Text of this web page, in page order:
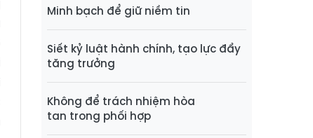
Minh bạch để giữ niềm tin
Siết kỷ luật hành chính, tạo lực đẩy
tăng trưởng
Không để trách nhiệm hòa
tan trong phối hợp